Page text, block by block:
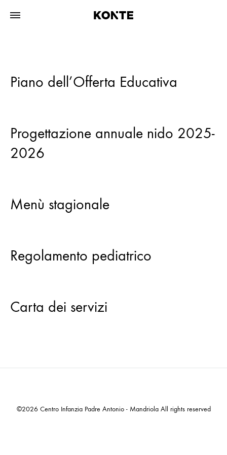
Piano dell’Offerta Educativa
Progettazione annuale nido 2025-
2026
Menù stagionale
Regolamento pediatrico
Carta dei servizi
©2026 Centro Infanzia Padre Antonio - Mandriola All rights reserved